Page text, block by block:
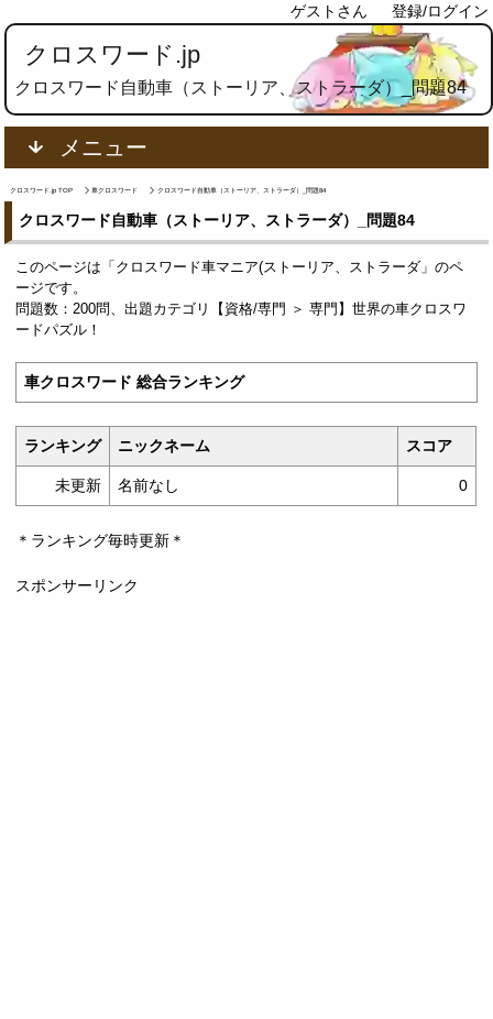
ゲストさん 登録/ログイン
クロスワード.jp
クロスワード自動車（ストーリア、ストラーダ）_問題84
メニュー
クロスワード.jp TOP 車クロスワード クロスワード自動車（ストーリア、ストラーダ）_問題84
クロスワード自動車（ストーリア、ストラーダ）_問題84
このページは「クロスワード車マニア(ストーリア、ストラーダ」のペ
ージです。
問題数：200問、出題カテゴリ【資格/専門 ＞ 専門】世界の車クロスワ
ードパズル！
車クロスワード 総合ランキング
ランキング ニックネーム スコア
未更新 名前なし 0
＊ランキング毎時更新＊
スポンサーリンク